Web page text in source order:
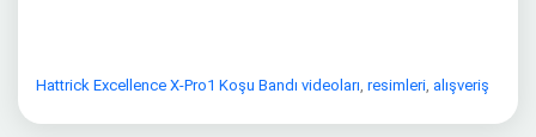
Hattrick Excellence X-Pro1 Koşu Bandı videoları, resimleri, alışveriş